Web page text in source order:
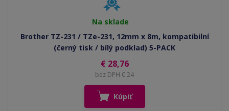
Na sklade
Brother TZ-231 / TZe-231, 12mm x 8m, kompatibilní
(černý tisk / bílý podklad) 5-PACK
€ 28,76
bez DPH € 24
Kúpiť